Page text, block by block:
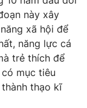
này xây
xã hội để
năng lực cá
trẻ thích để
mục tiêu
thạo kĩ